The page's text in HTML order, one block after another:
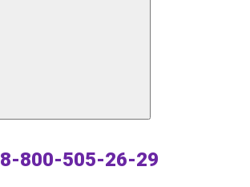
8-800-505-26-29